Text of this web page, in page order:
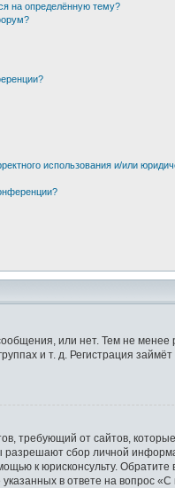
на определённую тему?
использования и/или
или нет. Тем не менее
и т. д. Регистрация займёт
требующий от сайтов,
разрешают сбор личной
к юрисконсульту. Обратите
в ответе на вопрос «С